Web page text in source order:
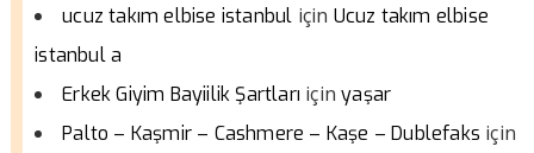
ucuz takım elbise istanbul için Ucuz takım elbise
istanbul a
Erkek Giyim Bayiilik Şartları içinyaşar
Palto – Kaşmir – Cashmere – Kaşe – Dublefaks için